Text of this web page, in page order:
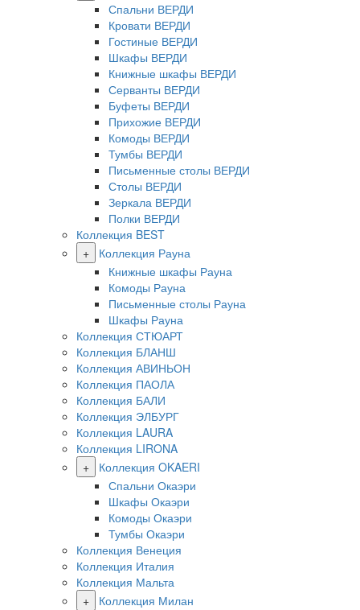
Спальни ВЕРДИ
Кровати ВЕРДИ
Гостиные ВЕРДИ
Шкафы ВЕРДИ
Книжные шкафы ВЕРДИ
Серванты ВЕРДИ
Буфеты ВЕРДИ
Прихожие ВЕРДИ
Комоды ВЕРДИ
Тумбы ВЕРДИ
Письменные столы ВЕРДИ
Столы ВЕРДИ
Зеркала ВЕРДИ
Полки ВЕРДИ
Коллекция BEST
+
Коллекция Рауна
Книжные шкафы Рауна
Комоды Рауна
Письменные столы Рауна
Шкафы Рауна
Коллекция СТЮАРТ
Коллекция БЛАНШ
Коллекция АВИНЬОН
Коллекция ПАОЛА
Коллекция БАЛИ
Коллекция ЭЛБУРГ
Коллекция LAURA
Коллекция LIRONA
+
Коллекция OKAERI
Спальни Окаэри
Шкафы Окаэри
Комоды Окаэри
Тумбы Окаэри
Коллекция Венеция
Коллекция Италия
Коллекция Мальта
+
Коллекция Милан